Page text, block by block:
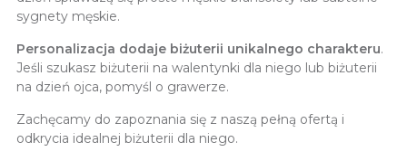
sygnety męskie.
Personalizacja dodaje biżuterii unikalnego charakteru.
Jeśli szukasz biżuterii na walentynki dla niego lub biżuterii
na dzień ojca, pomyśl o grawerze.
Zachęcamy do zapoznania się z naszą pełną ofertą i
odkrycia idealnej biżuterii dla niego.